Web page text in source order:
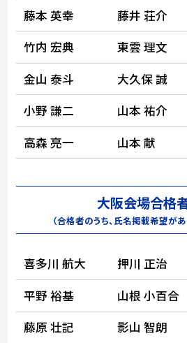
藤本 英幸
藤井 荘介
竹内 宏典
東雲 理文
金山 泰斗
大久保 誠
小野 謙二
山本 祐介
高森 亮一
山本 献
大阪会場合格
（合格者のうち、氏名掲載希望が
喜多川 航大 押川 正治
平野 裕基
山根 小百合
藤原 壮記
影山 智朗